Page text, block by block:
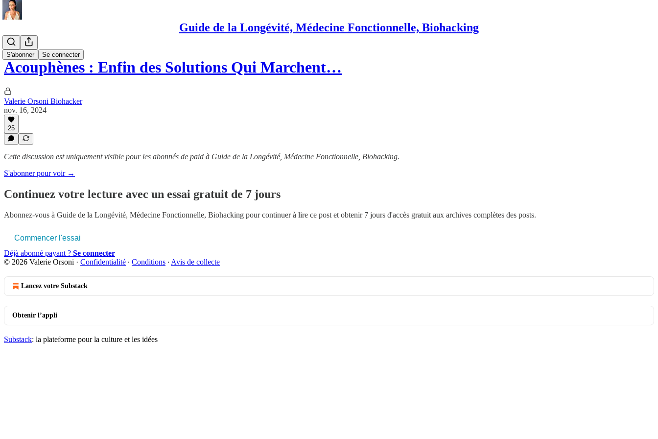
Guide de la Longévité, Médecine Fonctionnelle, Biohacking
S'abonner Se connecter
Anti-âge
Acouphènes : Enfin des Solutions Qui Marchent…
Valerie Orsoni Biohacker
nov. 16, 2024
25
Cette discussion est uniquement visible pour les abonnés de paid à Guide de la Longévité, Médecine Fonctionnelle, Biohacking.
S'abonner pour voir →
Continuez votre lecture avec un essai gratuit de 7 jours
Abonnez-vous à Guide de la Longévité, Médecine Fonctionnelle, Biohacking pour continuer à lire ce post et obtenir 7 jours d'accès gratuit aux archives complètes des posts.
Commencer l'essai
Déjà abonné payant ? Se connecter
© 2026 Valerie Orsoni · Confidentialité ∙ Conditions ∙ Avis de collecte
Lancez votre Substack
Obtenir l’appli
Substack: la plateforme pour la culture et les idées